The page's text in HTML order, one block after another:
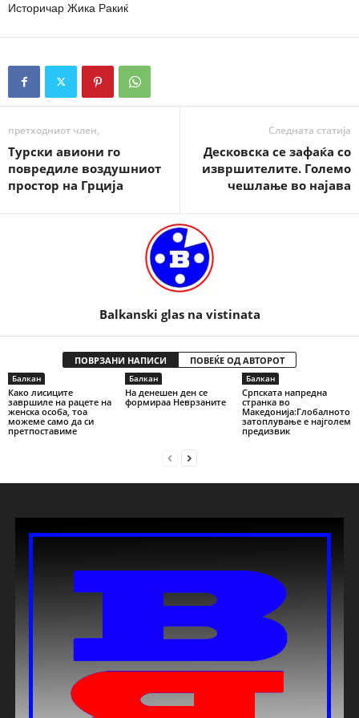
Историчар Жика Ракиќ
претходниот член,
Турски авиони го
повредиле воздушниот
простор на Грција
Следната статија
Десковска се зафаќа со
извршителите. Големо
чешлање во најава
Balkanski glas na vistinata
ПОВРЗАНИ НАПИСИ ПОВЕЌЕ ОД АВТОРОТ
Балкан
Како лисиците
завршиле на рацете на
женска особа, тоа
можеме само да си
претпоставиме
Балкан
На денешен ден се
формираа Неврзаните
Балкан
Српската напредна
странка во
Македонија:Глобалното
затоплување е најголем
предизвик